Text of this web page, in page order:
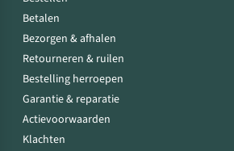
Betalen
Bezorgen & afhalen
Retourneren & ruilen
Bestelling herroepen
Garantie & reparatie
Actievoorwaarden
Klachten